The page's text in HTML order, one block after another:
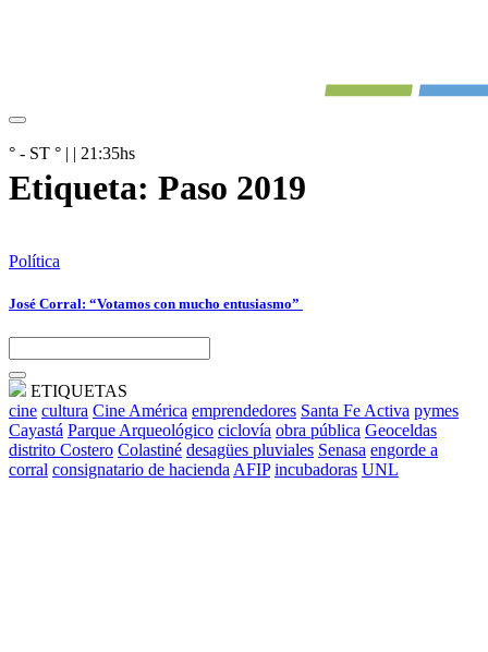
° - ST ° | | 21:35hs
Etiqueta: Paso 2019
Política
José Corral: “Votamos con mucho entusiasmo”
ETIQUETAS
cine cultura Cine América emprendedores Santa Fe Activa pymes
Cayastá Parque Arqueológico ciclovía obra pública Geoceldas
distrito Costero Colastiné desagües pluviales Senasa engorde a
corral consignatario de hacienda AFIP incubadoras UNL